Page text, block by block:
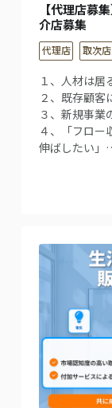
【代理店募
介店募集
代理店 取次店
１、人材は居
２、既存顧客
３、新規事業
４、「フロー
伸ばしたい